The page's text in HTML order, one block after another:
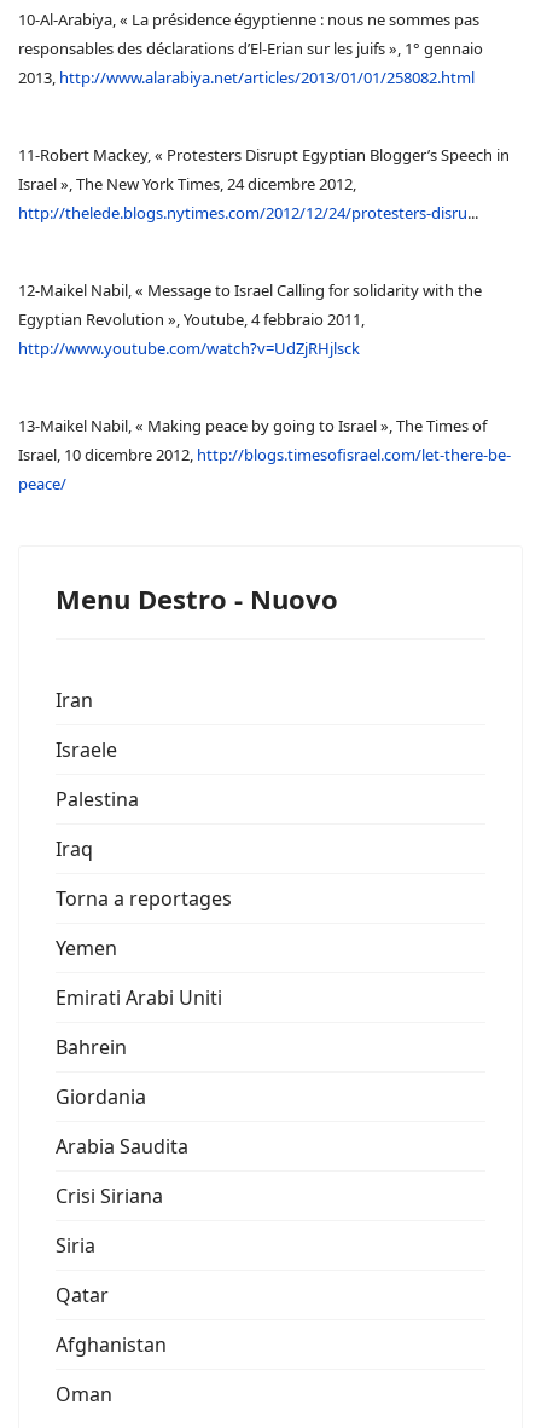
10-Al-Arabiya, « La présidence égyptienne : nous ne sommes pas
responsables des déclarations d’El-Erian sur les juifs », 1° gennaio
2013, http://www.alarabiya.net/articles/2013/01/01/258082.html
11-Robert Mackey, « Protesters Disrupt Egyptian Blogger’s Speech in
Israel », The New York Times, 24 dicembre 2012,
http://thelede.blogs.nytimes.com/2012/12/24/protesters-disru...
12-Maikel Nabil, « Message to Israel Calling for solidarity with the
Egyptian Revolution », Youtube, 4 febbraio 2011,
http://www.youtube.com/watch?v=UdZjRHjlsck
13-Maikel Nabil, « Making peace by going to Israel », The Times of
Israel, 10 dicembre 2012, http://blogs.timesofisrael.com/let-there-be-
peace/
Menu Destro - Nuovo
Iran
Israele
Palestina
Iraq
Torna a reportages
Yemen
Emirati Arabi Uniti
Bahrein
Giordania
Arabia Saudita
Crisi Siriana
Siria
Qatar
Afghanistan
Oman